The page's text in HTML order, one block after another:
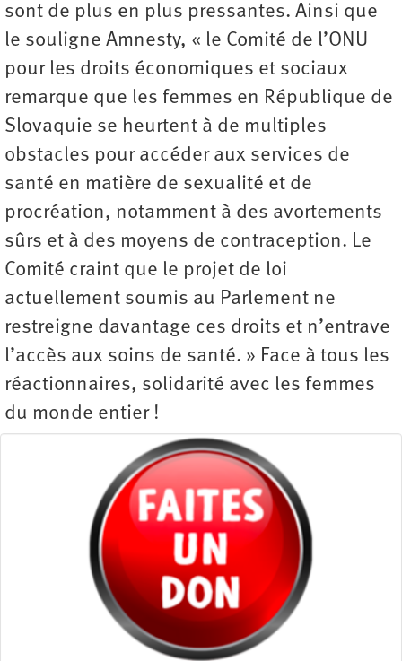
sont de plus en plus pressantes. Ainsi que
le souligne Amnesty, « le Comité de l’ONU
pour les droits économiques et sociaux
remarque que les femmes en République de
Slovaquie se heurtent à de multiples
obstacles pour accéder aux services de
santé en matière de sexualité et de
procréation, notamment à des avortements
sûrs et à des moyens de contraception. Le
Comité craint que le projet de loi
actuellement soumis au Parlement ne
restreigne davantage ces droits et n’entrave
l’accès aux soins de santé. » Face à tous les
réactionnaires, solidarité avec les femmes
du monde entier !